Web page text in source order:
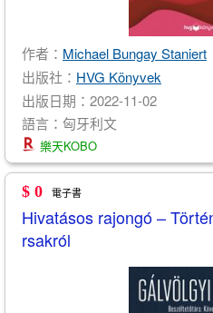
作者： Michael Bungay Staniert
出版社： HVG Könyvek
出版日期：2022-11-02
語言：匈牙利文
樂天KOBO
$ 0 電子書
Hivatásos rajongó –
rsakról